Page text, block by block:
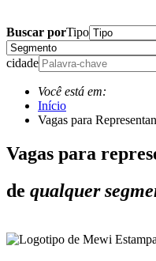
Buscar porTipo
cidade
Você está em:
Início
Vagas para
Vagas para
de qualquer